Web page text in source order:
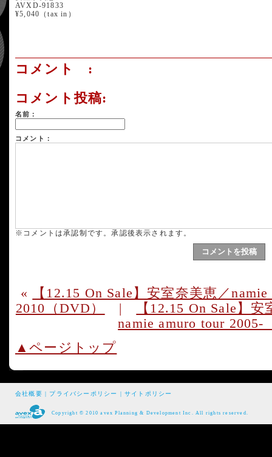
AVXD-91833
¥5,040（tax in）
コメント :
コメント投稿:
名前：
コメント：
※コメントは承認制です。承認後表示されます。
«
【12.15 On Sale】安室奈美恵／
2010（DVD）
|
【12.15 On Sale】
namie amuro tour 2005-
▲ページトップ
会社概要 | プライバシーポリシー |サイトポリシー
Copyright © 2010 avex Planning & Development Inc. All rights reserved.